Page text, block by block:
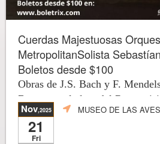
Cuerdas Majestuosas
MetropolitanSolista
Boletos desde $100
Obras de J.S. Bach y F.
Barroco y el alma del
Nov,2025
21
Fri
MUSEO DE LAS AVES